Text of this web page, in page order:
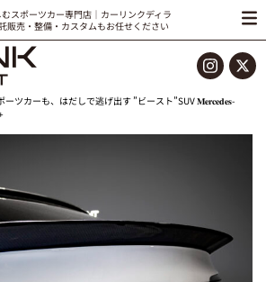
スポーツカー専門店｜カーリンクディラ
販売・整備・カスタムもお任せください
ーツカーも、はだしで逃げ出す ”ビースト”SUV 𝐌𝐞𝐫𝐜𝐞𝐝𝐞𝐬-